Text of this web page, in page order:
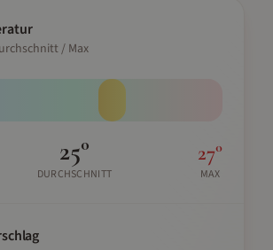
/ Max
25°
DURCHSCHNITT
27°
MAX